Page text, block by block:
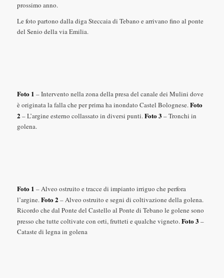
prossimo anno.
Le foto partono dalla diga Steccaia di Tebano e arrivano fino al ponte
del Senio della via Emilia.
Foto 1 – Intervento nella zona della presa del canale dei Mulini dove
è originata la falla che per prima ha inondato Castel Bolognese.Foto
2 – L’argine esterno collassato in diversi punti.Foto 3 – Tronchi in
golena.
Foto 1 – Alveo ostruito e tracce di impianto irriguo che perfora
l’argine.Foto 2 – Alveo ostruito e segni di coltivazione della golena.
Ricordo che dal Ponte del Castello al Ponte di Tebano le golene sono
presso che tutte coltivate con orti, frutteti e qualche vigneto.Foto 3 –
Cataste di legna in golena